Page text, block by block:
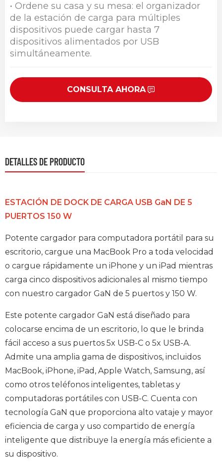
• Ordene su casa y su mesa: el organizador
de la estación de carga para múltiples
dispositivos puede cargar hasta 7
dispositivos alimentados por USB
simultáneamente.
CONSULTA AHORA
DETALLES DE PRODUCTO
ESTACIÓN DE DOCK DE CARGA USB GaN DE 5
PUERTOS 150 W
Potente cargador para computadora portátil para su
escritorio, cargue una MacBook Pro a toda velocidad
o cargue rápidamente un iPhone y un iPad mientras
carga cinco dispositivos adicionales al mismo tiempo
con nuestro cargador GaN de 5 puertos y 150 W.
Este potente cargador GaN está diseñado para
colocarse encima de un escritorio, lo que le brinda
fácil acceso a sus puertos 5x USB-C o 5x USB-A.
Admite una amplia gama de dispositivos, incluidos
MacBook, iPhone, iPad, Apple Watch, Samsung, así
como otros teléfonos inteligentes, tabletas y
computadoras portátiles con USB-C. Cuenta con
tecnología GaN que proporciona alto vataje y mayor
eficiencia de carga y uso compartido de energía
inteligente que distribuye la energía más eficiente a
su dispositivo.